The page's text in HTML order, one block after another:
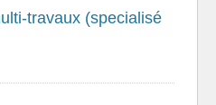
travaux (specialisé